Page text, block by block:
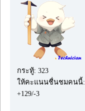
กระทู้: 323
ให้คะแนนชื่นชมคนนี้:
+129/-3